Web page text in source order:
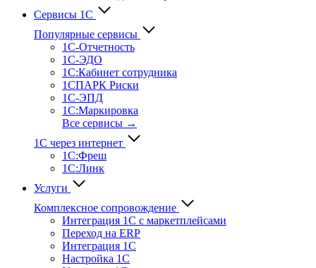
Сервисы 1С
Популярные сервисы
1С-Отчет­ность
1С-ЭДО
1С:Кабинет сотрудника
1СПАРК Риски
1С-ЭПД
1С:Маркировка
Все сервисы →
1С через интернет
1С:Фреш
1С:Линк
Услуги
Комплексное сопровождение
Интеграция 1С с маркетплейсами
Переход на ERP
Интеграция 1С
Настройка 1С